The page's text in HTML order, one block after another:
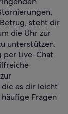
steht dir
die Uhr zur
unterstützen.
Live-Chat
es dir leicht
Fragen